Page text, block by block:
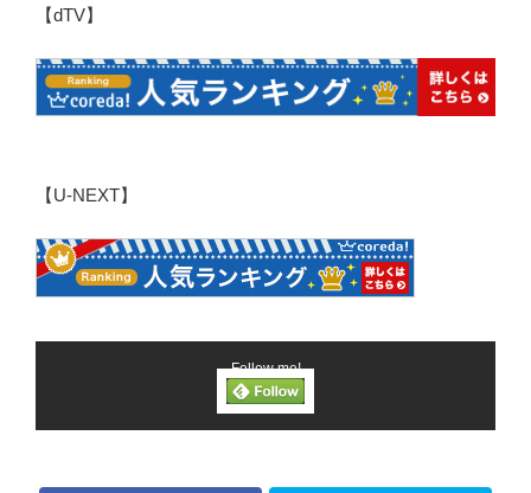
【dTV】
【U-NEXT】
Follow me!